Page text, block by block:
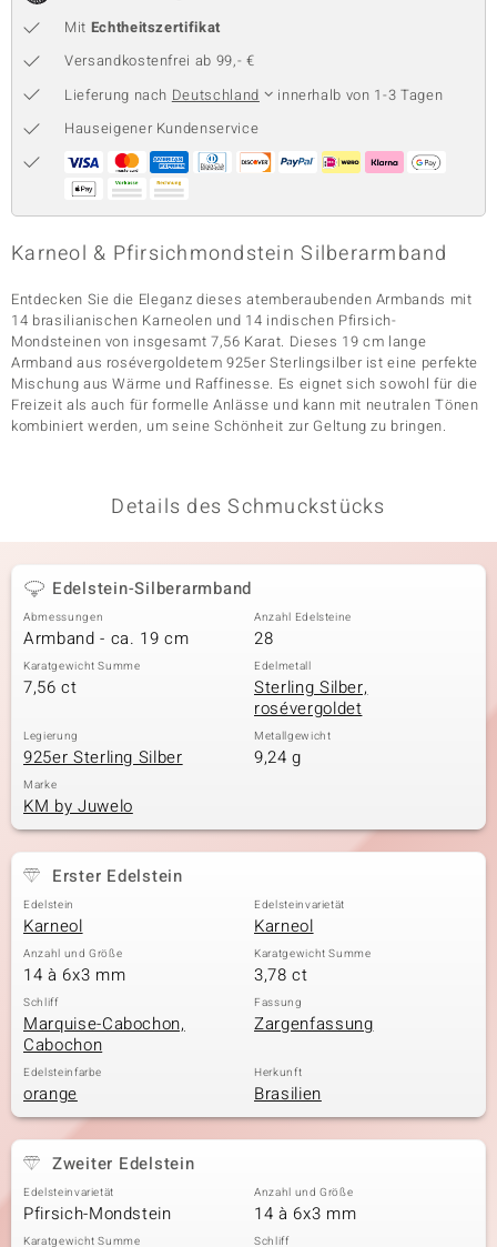
Collection
Classics
Mit Echtheitszertifikat
Versandkostenfrei ab 99,- €
Lieferung nach Deutschland
innerhalb von 1-3 Tagen
Hauseigener Kundenservice
Karneol & Pfirsichmondstein Silberarmband
Entdecken Sie die Eleganz dieses atemberaubenden Armbands mit
14 brasilianischen Karneolen und 14 indischen Pfirsich-
Mondsteinen von insgesamt 7,56 Karat. Dieses 19 cm lange
Armband aus rosévergoldetem 925er Sterlingsilber ist eine perfekte
Mischung aus Wärme und Raffinesse. Es eignet sich sowohl für die
Freizeit als auch für formelle Anlässe und kann mit neutralen Tönen
kombiniert werden, um seine Schönheit zur Geltung zu bringen.
Details des Schmuckstücks
Edelstein-Silberarmband
Abmessungen
Armband - ca. 19 cm
Anzahl Edelsteine
28
Karatgewicht Summe
7,56 ct
Edelmetall
Sterling Silber,
rosévergoldet
Legierung
925er Sterling Silber
Metallgewicht
9,24 g
Marke
KM by Juwelo
Erster Edelstein
Edelstein
Karneol
Edelsteinvarietät
Karneol
Anzahl und Größe
14 à 6x3 mm
Karatgewicht Summe
3,78 ct
Schliff
Marquise-Cabochon,
Cabochon
Fassung
Zargenfassung
Edelsteinfarbe
orange
Herkunft
Brasilien
Zweiter Edelstein
Edelsteinvarietät
Pfirsich-Mondstein
Anzahl und Größe
14 à 6x3 mm
Karatgewicht Summe Schliff